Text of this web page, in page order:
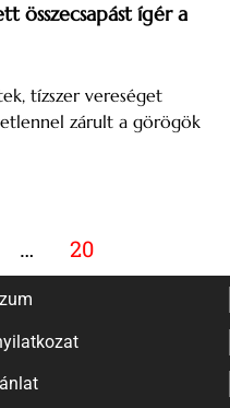
összecsapást ígér a
tízszer vereséget
zárult a görögök
… 20